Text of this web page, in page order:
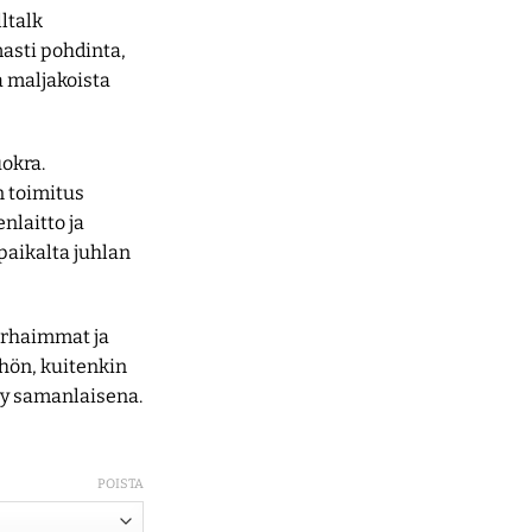
pohdinta,
toimitus
ja
juhlan
ja
kuitenkin
samanlaisena.
POISTA